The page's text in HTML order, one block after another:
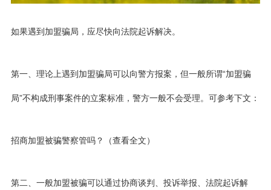
如果遇到加盟骗局，应尽快向法院起诉解决。
第一、理论上遇到加盟骗局可以向警方报案，但一般所谓“加盟骗
局”不构成刑事案件的立案标准，警方一般不会受理。可参考下文：
招商加盟被骗警察管吗？（查看全文）
第二、一般加盟被骗可以通过协商谈判、投诉举报、法院起诉解